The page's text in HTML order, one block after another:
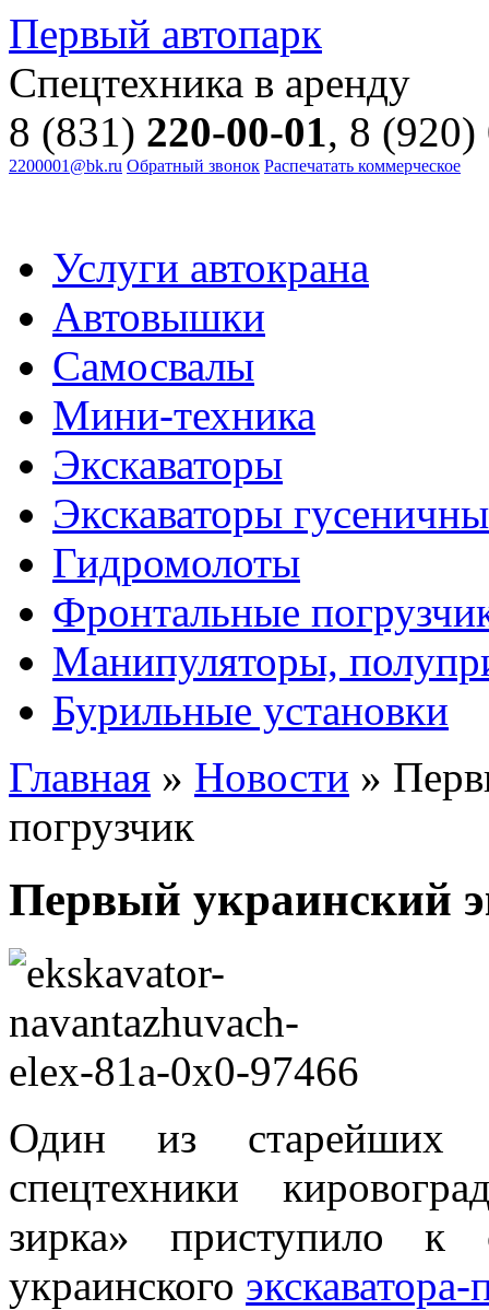
Первый автопарк
Спецтехника в аренду
8 (831) 220-00-01, 8 (920)
2200001@bk.ru Обратный звонок Распечатать коммерческое
Услуги автокрана
Автовышки
Самосвалы
Мини-техника
Экскаваторы
Экскаваторы
Гидромолоты
Фронтальные
Манипуляторы,
Бурильные установки
Главная » Новости »
погрузчик
Первый украинский
Один из старейших
спецтехники
зирка» приступило к
украинского